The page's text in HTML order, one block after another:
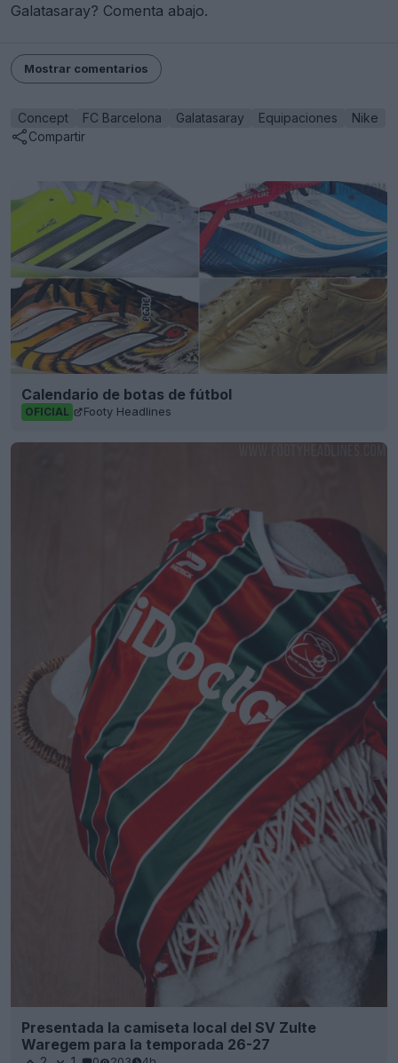
Galatasaray? Comenta abajo.
Mostrar comentarios
Concept FC Barcelona Galatasaray Equipaciones
Nike
Compartir
Calendario de botas de fútbol
OFICIAL Footy Headlines
Presentada la camiseta local del SV Zulte
Waregem para la temporada 26-27